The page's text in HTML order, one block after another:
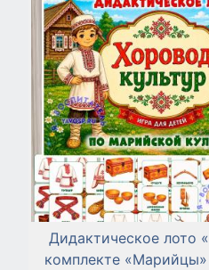
Дидактическое лото
комплекте